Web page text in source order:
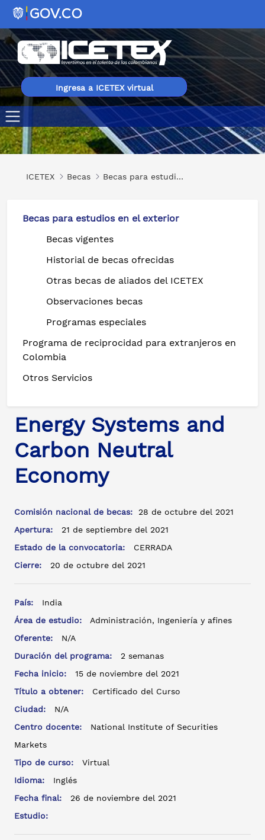
Ingresa a ICETEX virtual
Energy Systems and Carbon Neutral Economy
ICETEX Becas Becas para estudios en el exterior
Becas para estudios en el exterior
Becas vigentes
Historial de becas ofrecidas
Otras becas de aliados del ICETEX
Observaciones becas
Programas especiales
Programa de reciprocidad para extranjeros en
Colombia
Otros Servicios
Energy Systems and
Carbon Neutral
Economy
Comisión nacional de becas: 28 de octubre del 2021
Apertura:
21 de septiembre del 2021
Estado de la convocatoria:
CERRADA
Cierre:
20 de octubre del 2021
País:
India
Área de estudio:
Administración, Ingeniería y afines
Oferente:
N/A
Duración del programa:
2 semanas
Fecha inicio:
15 de noviembre del 2021
Título a obtener:
Certificado del Curso
Ciudad:
N/A
Centro docente:
National Institute of Securities
Markets
Tipo de curso:
Virtual
Idioma:
Inglés
Fecha final:
26 de noviembre del 2021
Estudio: